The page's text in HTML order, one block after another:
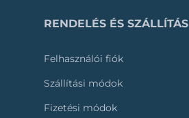
RENDELÉS ÉS SZÁLLÍTÁS
Felhasználói fiók
Szállítási módok
Fizetési módok